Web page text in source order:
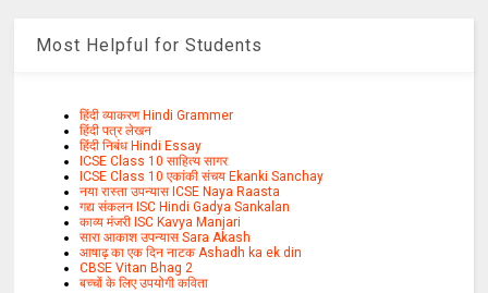
Most Helpful for Students
हिंदी व्याकरण Hindi Grammer
हिंदी पत्र लेखन
हिंदी निबंध Hindi Essay
ICSE Class 10 साहित्य सागर
ICSE Class 10 एकांकी संचय Ekanki Sanchay
नया रास्ता उपन्यास ICSE Naya Raasta
गद्य संकलन ISC Hindi Gadya Sankalan
काव्य मंजरी ISC Kavya Manjari
सारा आकाश उपन्यास Sara Akash
आषाढ़ का एक दिन नाटक Ashadh ka ek din
CBSE Vitan Bhag 2
बच्चों के लिए उपयोगी कविता